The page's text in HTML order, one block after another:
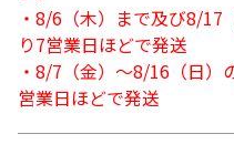
・8/6（木）まで及び8/17
り7営業日ほどで発送
・8/7（金）～8/16（日
営業日ほどで発送